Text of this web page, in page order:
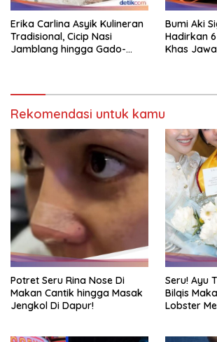
Erika Carlina Asyik Kulineran
Tradisional, Cicip Nasi
Jamblang hingga Gado-
Bumi Aki
Hadirkan
Khas
Rekomendasi untuk kamu
Potret Seru Rina Nose Di
Makan Cantik hingga Masak
Jengkol Di Dapur!
Seru! Ayu
Bilqis
Lobster